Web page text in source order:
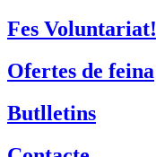
Fes Voluntariat!
Ofertes de feina
Butlletins